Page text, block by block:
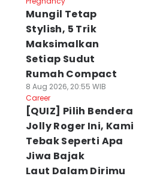
Mungil Tetap
Stylish, 5 Trik
Maksimalkan
Setiap Sudut
Rumah Compact
8 Aug 2026, 20:55 WIB
Career
[QUIZ] Pilih Bendera
Jolly Roger Ini, Kami
Tebak Seperti Apa
Jiwa Bajak
Laut Dalam Dirimu